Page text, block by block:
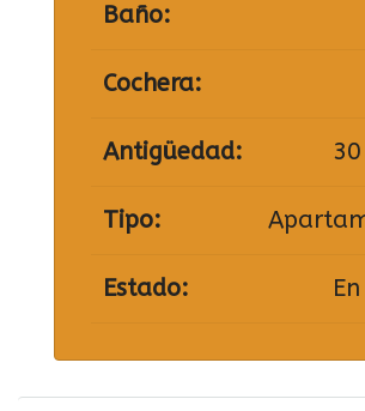
Baño:
Cochera:
Antigüedad:
Tipo:
Estado: